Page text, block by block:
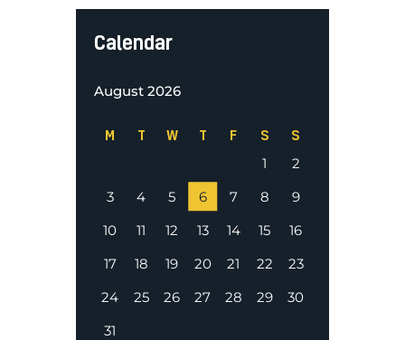
Calendar
August 2026
M T W T F S S
1
2
3
4 5 6 7 8
9
10
11 12 13 14 15
16
17
18 19 20 21 22
23
24
25 26 27 28 29
30
31